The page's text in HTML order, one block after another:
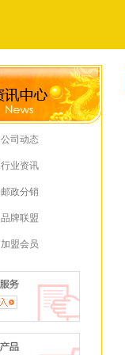
公司动态
行业资讯
邮政分销
品牌联盟
加盟会员